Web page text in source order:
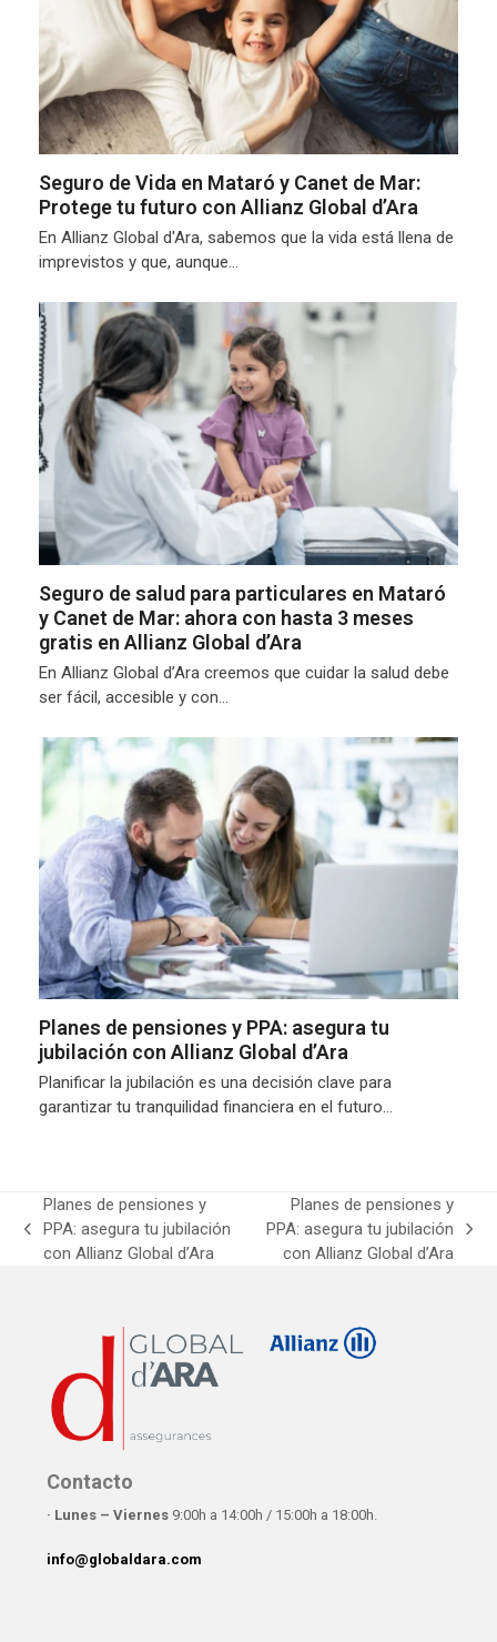
Seguro de Vida en Mataró y Canet de Mar:
Protege tu futuro con Allianz Global d’Ara
En Allianz Global d'Ara, sabemos que la vida está llena de
imprevistos y que, aunque…
Seguro de salud para particulares en Mataró
y Canet de Mar: ahora con hasta 3 meses
gratis en Allianz Global d’Ara
En Allianz Global d’Ara creemos que cuidar la salud debe
ser fácil, accesible y con…
Planes de pensiones y PPA: asegura tu
jubilación con Allianz Global d’Ara
Planificar la jubilación es una decisión clave para
garantizar tu tranquilidad financiera en el futuro…
previous
post:
Planes de pensiones y
PPA: asegura tu jubilación
con Allianz Global d’Ara
next
post:
Planes de pensiones y
PPA: asegura tu jubilación
con Allianz Global d’Ara
Contacto
· Lunes – Viernes 9:00h a 14:00h / 15:00h a 18:00h.
info@globaldara.com